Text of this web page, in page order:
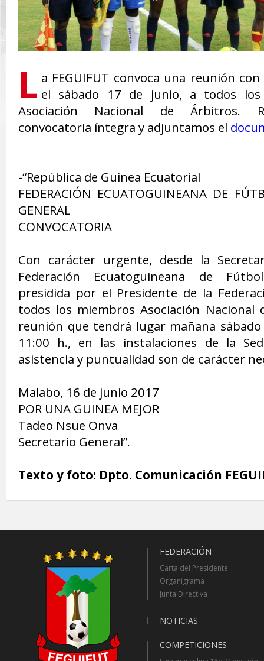
L a FEGUIFUT convoca una reunión
el sábado 17 de junio, a todos
Asociación Nacional de Árbitros.
convocatoria íntegra y adjuntamos el
-“República de Guinea Ecuatorial
FEDERACIÓN ECUATOGUINEANA DE
GENERAL
CONVOCATORIA
Con carácter urgente, desde la
Federación Ecuatoguineana de
presidida por el Presidente de la
todos los miembros Asociación
reunión que tendrá lugar mañana
11:00 h., en las instalaciones de la
asistencia y puntualidad son de carácter
Malabo, 16 de junio 2017
POR UNA GUINEA MEJOR
Tadeo Nsue Onva
Secretario General”.
Texto y foto: Dpto. Comunicación
FEDERACIÓN
Carta del Presidente
Organigrama
Junta Directiva
NOTICIAS
COMPETICIONES